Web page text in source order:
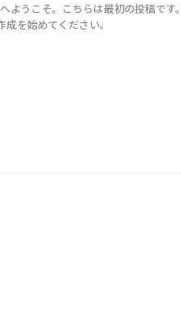
ようこそ。こちらは最初の投稿です
成を始めてください。